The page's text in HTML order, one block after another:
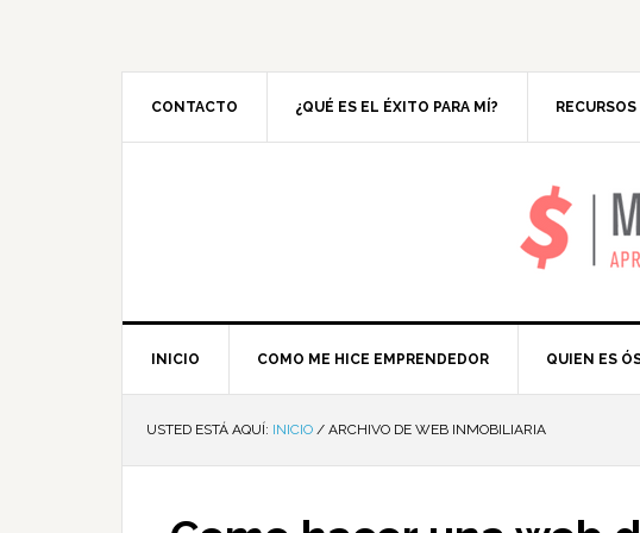
CONTACTO ¿QUÉ ES EL ÉXITO PARA MÍ?
MIS
INICIO COMO ME HICE EMPRENDEDOR QUIEN ES
USTED ESTÁ AQUÍ: INICIO / ARCHIVO DE WEB INMOBILIARIA